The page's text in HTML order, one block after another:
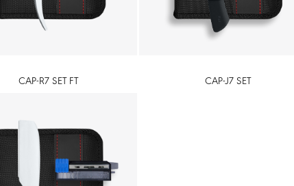
CAP-R7 SET FT CAP-J7 SET